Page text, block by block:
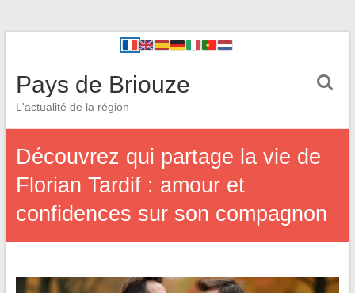
Pays de Briouze
L'actualité de la région
Découvrez qui partage la vie de
Florian Tardif : amour et
confidences sur son compagnon